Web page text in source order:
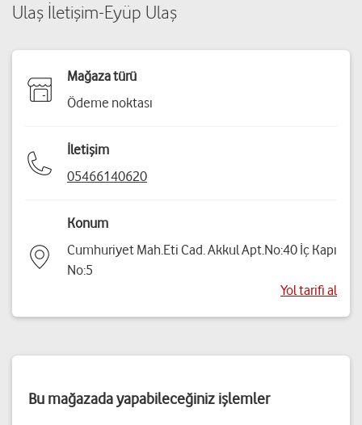
Ulaş İletişim-Eyüp Ulaş
Mağaza türü
Ödeme noktası
İletişim
05466140620
Konum
Cumhuriyet Mah.Eti Cad. Akkul Apt.No:40 İç Kapı
No:5
Yol tarifi al
Bu mağazada yapabileceğiniz işlemler